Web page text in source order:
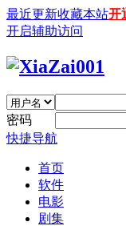
最近更新收藏本站开
开启辅助访问
密码
快捷导航
首页
软件
电影
剧集